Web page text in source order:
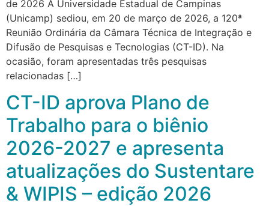
de 2026 A Universidade Estadual de Campinas
(Unicamp) sediou, em 20 de março de 2026, a 120ª
Reunião Ordinária da Câmara Técnica de Integração e
Difusão de Pesquisas e Tecnologias (CT-ID). Na
ocasião, foram apresentadas três pesquisas
relacionadas […]
CT-ID aprova Plano de
Trabalho para o biênio
2026-2027 e apresenta
atualizações do Sustentare
& WIPIS – edição 2026